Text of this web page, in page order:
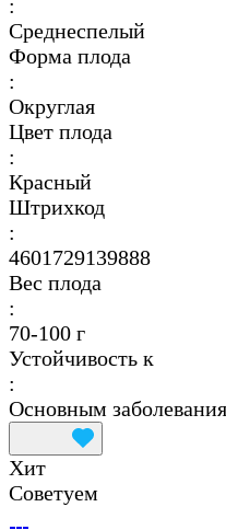
:
Среднеспелый
Форма плода
:
Округлая
Цвет плода
:
Красный
Штрихкод
:
4601729139888
Вес плода
:
70-100 г
Устойчивость к
:
Основным
Хит
Советуем